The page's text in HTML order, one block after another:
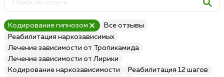
Кодирование гипнозом
Все отзывы
Реабилитация наркозависимых
Лечение зависимости от Тропикамида
Лечение зависимости от Лирики
Кодирование наркозависимости
Реабилитация 12 шагов